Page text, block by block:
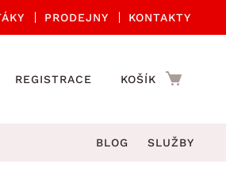
PRODEJNY KONTAKTY
REGISTRACE KOŠÍK
BLOG SLUŽBY